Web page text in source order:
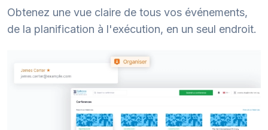
Obtenez une vue claire de tous vos événements,
de la planification à l'exécution, en un seul endroit.